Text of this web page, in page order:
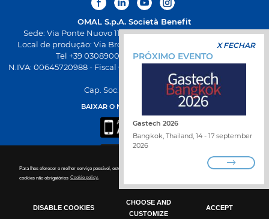
Para lhes oferecer o melhor serviço possível, este site utiliza cookies. Para mais detalhes para desabilitar os
cookies não obrigatórios Cookie policy.
DISABLE COOKIES
CHOOSE AND
CUSTOMIZE
ACCEPT
OMAL S.p.A. Società Benefit
Sede: Via Ponte Nuovo 11, Rodengo Saiano (Brescia) Itália
Local de produção: Via Brognolo 12, Passirano (Brescia) Itália
Tel +39 0308900145 Fax +39 0308900423
N.IVA: 00645720988 - Fiscal Code: 01661640175 - Iscrição REA BS-
Cap. Soc. € 500.000,00 I.V
BAIXAR O NOVO APP DA OMAL
ENCONTRAR DISTRIBUIDOR
POLÍTICA DE PRIVACIDADE
X FECHAR
PRÓXIMO EVENTO
Gastech 2026
Bangkok, Thailand, 14 - 17 september
2026